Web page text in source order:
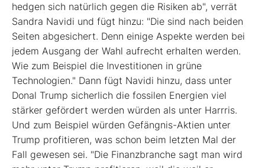
hedgen sich natürlich gegen die Risiken ab", verrät
Sandra Navidi und fügt hinzu: "Die sind nach beiden
Seiten abgesichert. Denn einige Aspekte werden bei
jedem Ausgang der Wahl aufrecht erhalten werden.
Wie zum Beispiel die Investitionen in grüne
Technologien." Dann fügt Navidi hinzu, dass unter
Donal Trump sicherlich die fossilen Energien viel
stärker gefördert werden würden als unter Harrris.
Und zum Beispiel würden Gefängnis-Aktien unter
Trump profitieren, was schon beim letzten Mal der
Fall gewesen sei. "Die Finanzbranche sagt man wird